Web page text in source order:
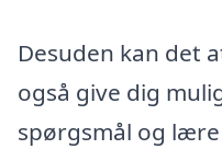
Desuden kan det
også give dig
spørgsmål og